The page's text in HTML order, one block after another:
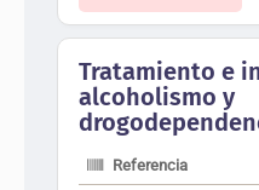
Tratamiento e
alcoholismo y
Referencia